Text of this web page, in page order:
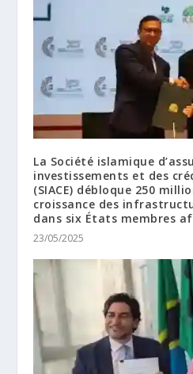
La Société islamique
investissements et des
(SIACE) débloque 250
croissance des
dans six États membres
23/05/2025